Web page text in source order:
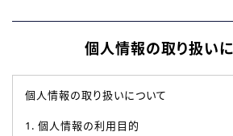
個人情報の取り扱い
個人情報の取り扱いについて
1. 個人情報の利用目的